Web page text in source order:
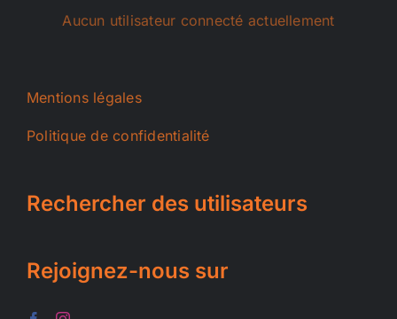
Aucun utilisateur connecté actuellement
Mentions légales
Politique de confidentialité
Rechercher des utilisateurs
Rejoignez-nous sur